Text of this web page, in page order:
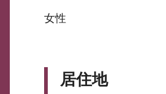
女性
居住地